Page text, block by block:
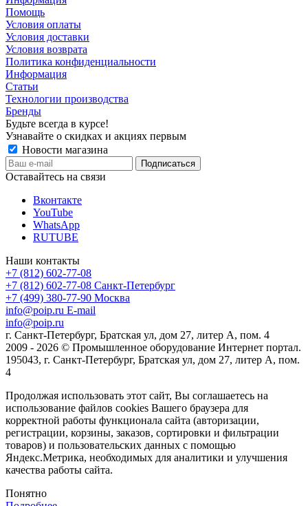
Помощь
Условия оплаты
Условия доставки
Условия возврата
Политика конфиденциальности
Информация
Статьи
Технологии производства
Бренды
Будьте всегда в курсе!
Узнавайте о скидках и акциях первым
Новости магазина
Оставайтесь на связи
Вконтакте
YouTube
WhatsApp
RUTUBE
Наши контакты
+7 (812) 602-77-08
+7 (812) 602-77-08 Санкт-Петербург
+7 (499) 380-77-90 Москва
info@poip.ru E-mail
info@poip.ru
г. Санкт-Петербург, Братская ул, дом 27, литер А, пом. 4
2009 - 2026 © Промышленное оборудование Интернет портал.
195043, г. Санкт-Петербург, Братская ул, дом 27, литер А, пом.
4
Продолжая использовать этот сайт, Вы соглашаетесь на
использование файлов cookies Вашего браузера для
корректной работы функционала сайта (авторизации,
регистрации, корзины, заказов, сортировки и фильтрации
товаров) и пользовательских данных с помощью
Яндекс.Метрика, необходимых для аналитики и улучшения
качества работы сайта.
Понятно